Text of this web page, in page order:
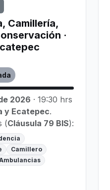
Camillería,
·
2026 · 19:30 hrs
y Ecatepec.
(Cláusula 79 BIS):
Camillero